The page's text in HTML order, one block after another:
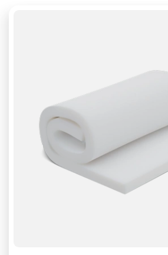
для дивана поролон 35 плотность
Для наматрасников
Для пуфика
жесткий поролон для матраса
плотный поролон для дивана
поролон для кровати 160х200